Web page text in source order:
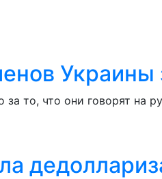
Украины
то, что они говорят на